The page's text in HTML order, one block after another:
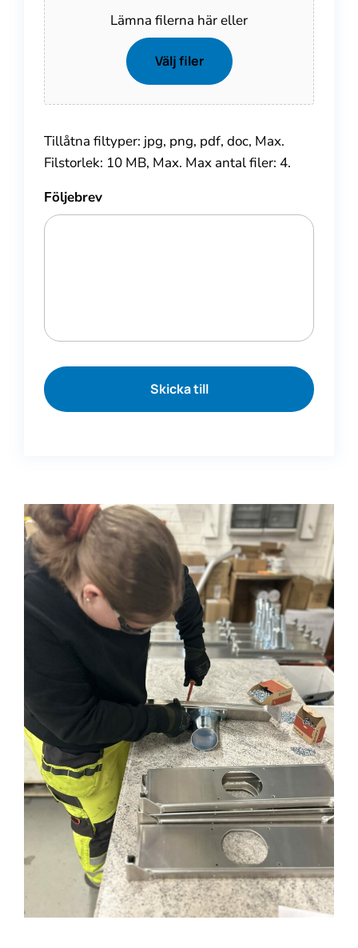
Lämna filerna här eller
Välj filer
Tillåtna filtyper: jpg, png, pdf, doc, Max.
Filstorlek: 10 MB, Max. Max antal filer: 4.
Följebrev